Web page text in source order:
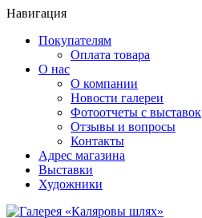
Навигация
Покупателям
Оплата товара
О нас
О компании
Новости галереи
Фотоотчеты с выставок
Отзывы и вопросы
Контакты
Адрес магазина
Выставки
Художники